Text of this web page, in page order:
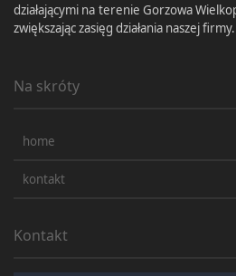
działającymi na terenie Gorzowa
zwiększając zasięg działania naszej firmy.
Na skróty
home
kontakt
Kontakt